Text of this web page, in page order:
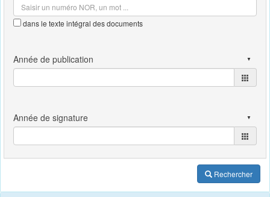
dans le texte intégral des documents
Rechercher